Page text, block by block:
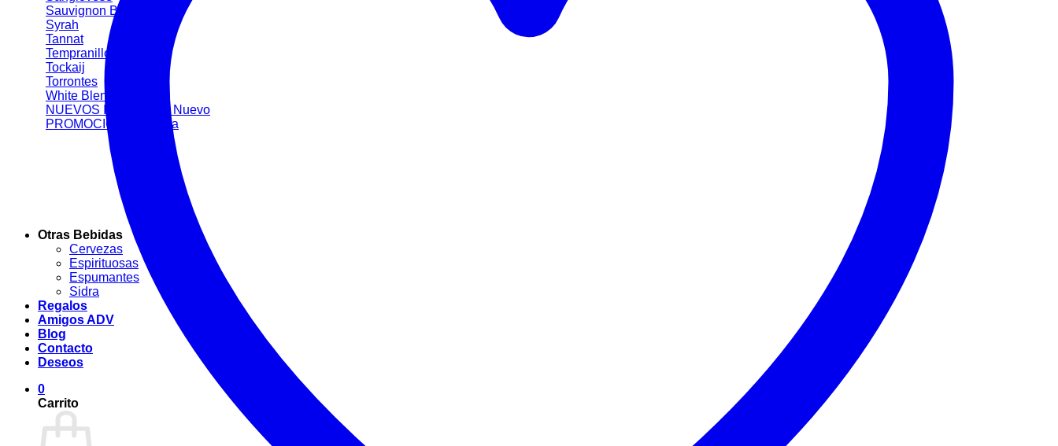
Sauvignon Blanc
Syrah
Tannat
Tempranillo
Tockaij
Torrontes
White Blend
NUEVOS INGRESOS
PROMOCIONES
Otras Bebidas
Cervezas
Espirituosas
Espumantes
Sidra
Regalos
Amigos ADV
Blog
Contacto
Deseos
0
Carrito